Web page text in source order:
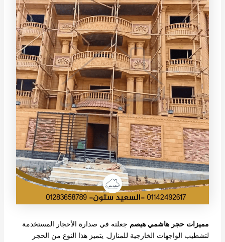
مميزات حجر هاشمي هيصم جعلته في صدارة الأحجار المستخدمة
لتشطيب الواجهات الخارجية للمنازل. يتميز هذا النوع من الحجر